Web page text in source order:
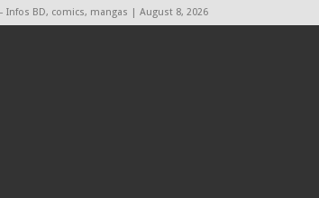
Infos BD, comics, mangas | August 8, 2026